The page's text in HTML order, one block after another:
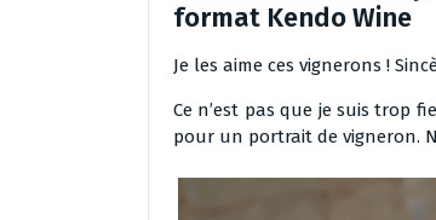
format Kendo Wine
Je les aime ces vignerons !
Ce n’est pas que je suis trop
pour un portrait de vigneron.